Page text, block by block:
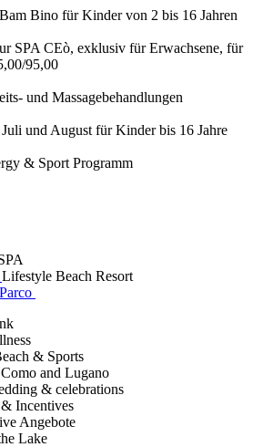
Bino für Kinder von 2 bis 16 Jahren
SPA CEò, exklusiv für Erwachsene, für
95,00
und Massagebehandlungen
und August für Kinder bis 16 Jahre
& Sport Programm
Lifestyle Beach Resort
& Sports
and Lugano
& celebrations
Incentives
Angebote
Lake